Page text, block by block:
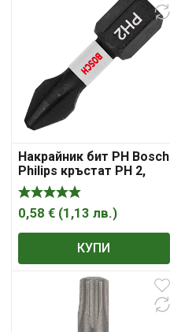
Накрайник бит PH Bosch
Philips кръстат PH 2,
1/4″, 25 мм, Impact
Control
0,58 € (1,13 лв.)
КУПИ